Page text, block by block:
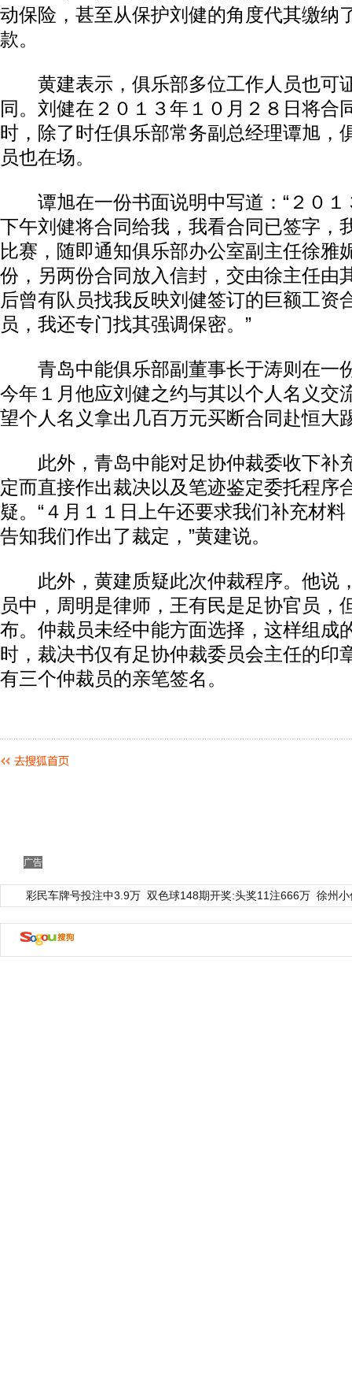
动保险，甚至从保护刘健的角度代其缴纳
款。
黄建表示，俱乐部多位工作人员也可
同。刘健在２０１３年１０月２８日将合
时，除了时任俱乐部常务副总经理谭旭，
员也在场。
谭旭在一份书面说明中写道：“２０１
下午刘健将合同给我，我看合同已签字，
比赛，随即通知俱乐部办公室副主任徐雅
份，另两份合同放入信封，交由徐主任由
后曾有队员找我反映刘健签订的巨额工资
员，我还专门找其强调保密。”
青岛中能俱乐部副董事长于涛则在一
今年１月他应刘健之约与其以个人名义交
望个人名义拿出几百万元买断合同赴恒大
此外，青岛中能对足协仲裁委收下补
定而直接作出裁决以及笔迹鉴定委托程序
疑。“４月１１日上午还要求我们补充材
告知我们作出了裁定，”黄建说。
此外，黄建质疑此次仲裁程序。他说
员中，周明是律师，王有民是足协官员，
布。仲裁员未经中能方面选择，这样组成
时，裁决书仅有足协仲裁委员会主任的印
有三个仲裁员的亲笔签名。
广告
彩民车牌号投注中3.9万 双色球148期开奖:头奖11注666万 徐州